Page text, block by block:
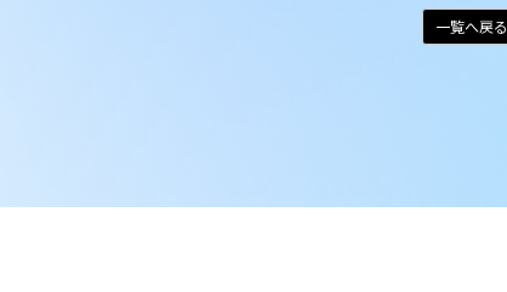
一覧へ戻る